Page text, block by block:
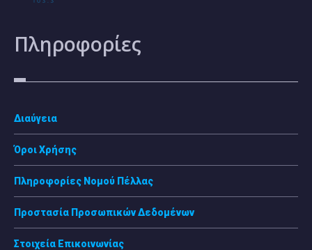
Πληροφορίες
Διαύγεια
Όροι Χρήσης
Πληροφορίες Νομού Πέλλας
Προστασία Προσωπικών Δεδομένων
Στοιχεία Επικοινωνίας